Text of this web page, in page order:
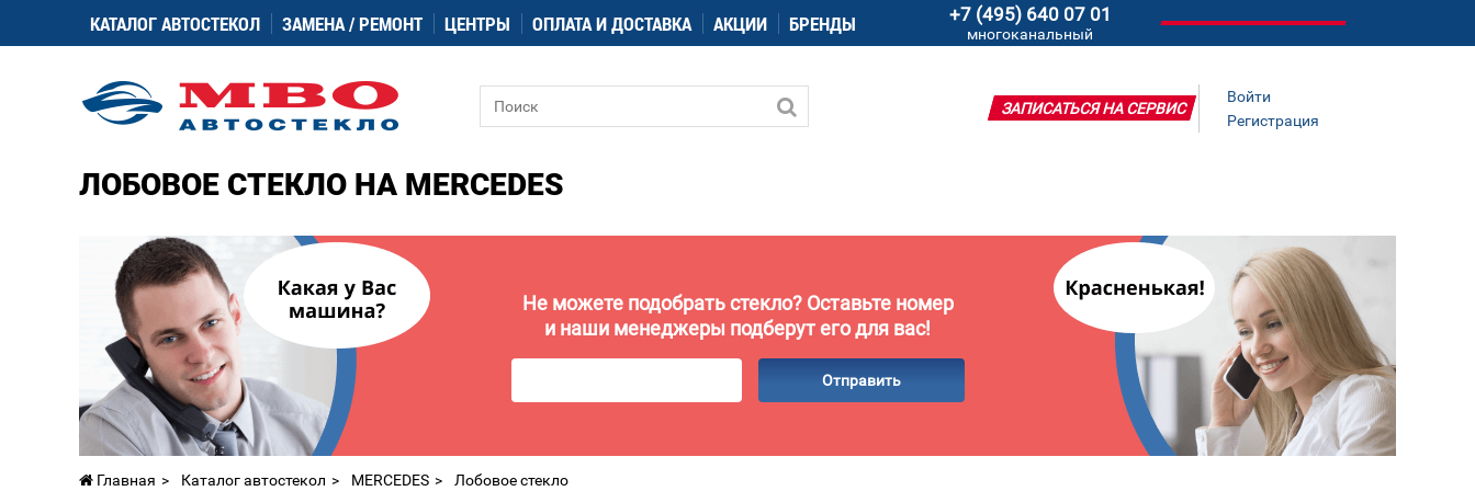
КАТАЛОГ АВТОСТЕКОЛ ЗАМЕНА / РЕМОНТ ЦЕНТРЫ ОПЛАТА И ДОСТАВКА АКЦИИ БРЕНДЫ +7 (495) 640 07 01
многоканальный
Войти
Регистрация
ЗАПИСАТЬСЯ НА СЕРВИС
ЛОБОВОЕ СТЕКЛО НА MERCEDES
Не можете подобрать стекло? Оставьте номер
и наши менеджеры подберут его для вас!
Отправить
Главная Каталог автостекол MERCEDES Лобовое стекло